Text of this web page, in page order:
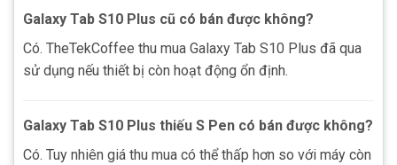
Galaxy Tab S10 Plus cũ có bán được không?
Có. TheTekCoffee thu mua Galaxy Tab S10 Plus đã qua
sử dụng nếu thiết bị còn hoạt động ổn định.
Galaxy Tab S10 Plus thiếu S Pen có bán được không?
Có. Tuy nhiên giá thu mua có thể thấp hơn so với máy còn